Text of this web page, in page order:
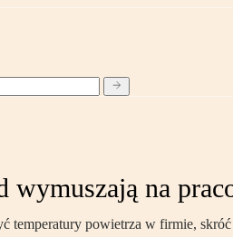
wymuszają na
temperatury powietrza w firmie,